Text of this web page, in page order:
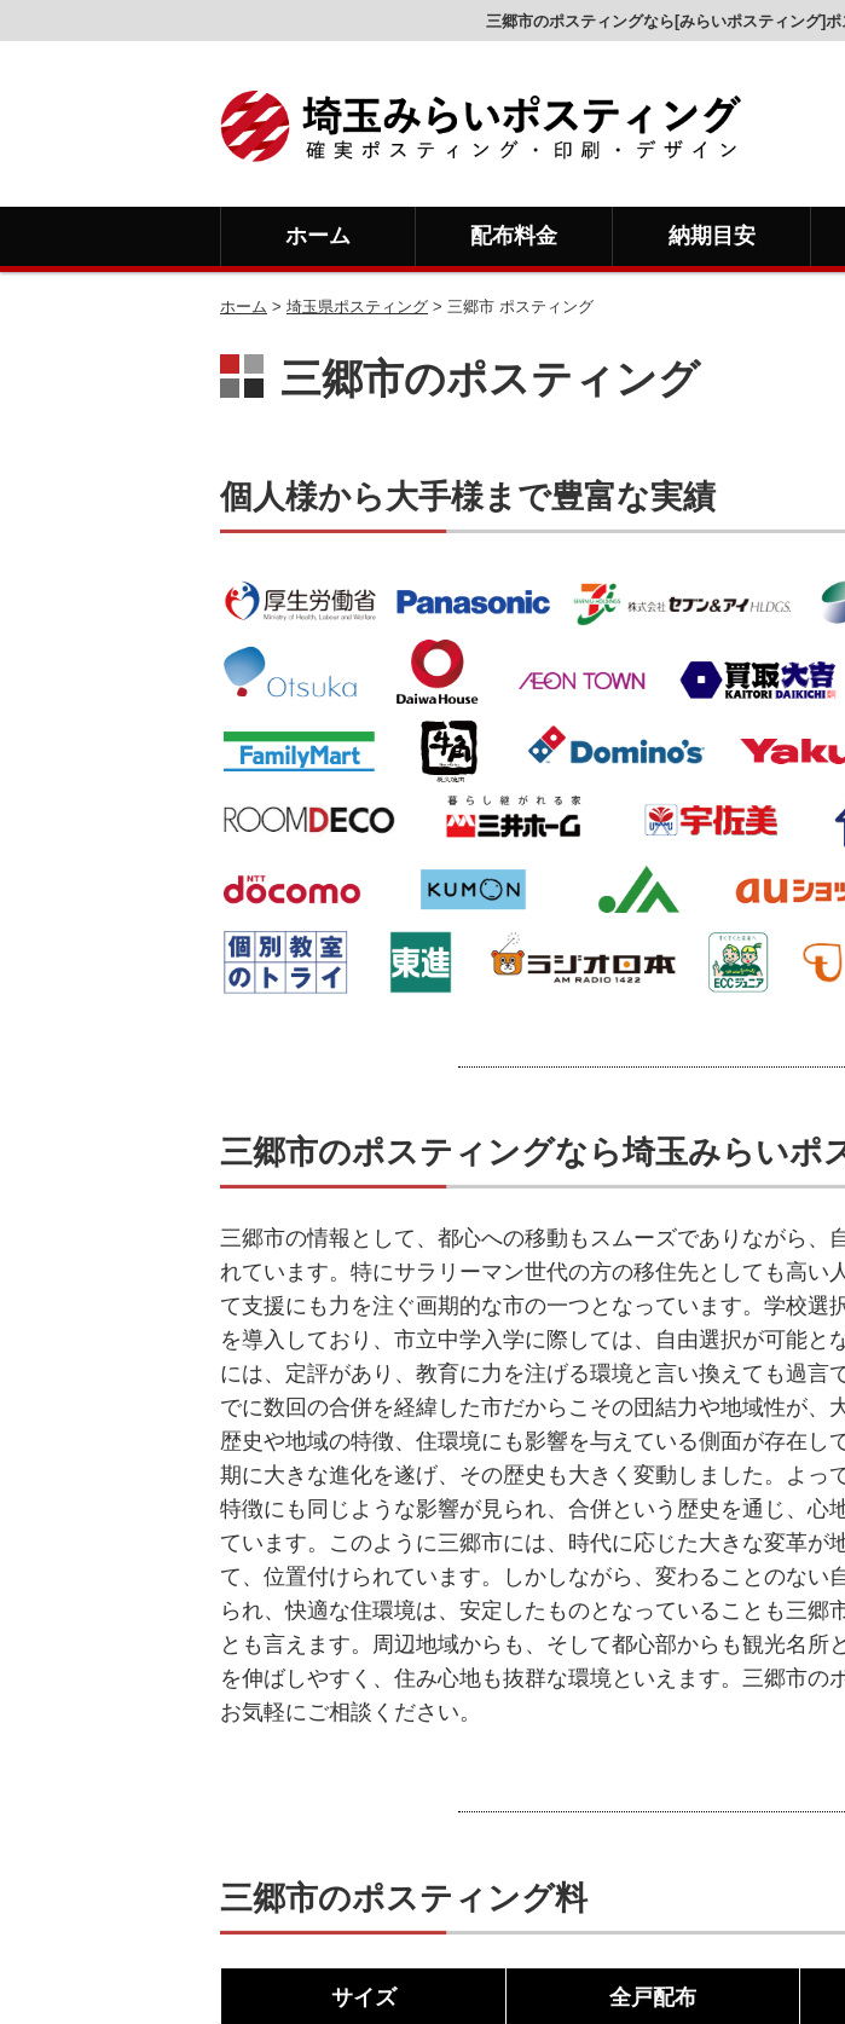
三郷市のポスティングなら[みらいポスティング]
ホーム 配布料金 納期目安
ホーム > 埼玉県ポスティング > 三郷市 ポスティング
三郷市のポスティング
個人様から大手様まで豊富な実績
三郷市のポスティングなら埼玉みらいポ
三郷市の情報として、都心への移動もスムーズでありながら、
れています。特にサラリーマン世代の方の移住先としても高い
て支援にも力を注ぐ画期的な市の一つとなっています。学校選
を導入しており、市立中学入学に際しては、自由選択が可能と
には、定評があり、教育に力を注げる環境と言い換えても過言
でに数回の合併を経緯した市だからこその団結力や地域性が、
歴史や地域の特徴、住環境にも影響を与えている側面が存在し
期に大きな進化を遂げ、その歴史も大きく変動しました。よっ
特徴にも同じような影響が見られ、合併という歴史を通じ、心
ています。このように三郷市には、時代に応じた大きな変革が
て、位置付けられています。しかしながら、変わることのない
られ、快適な住環境は、安定したものとなっていることも三郷
とも言えます。周辺地域からも、そして都心部からも観光名所
を伸ばしやすく、住み心地も抜群な環境といえます。三郷市の
お気軽にご相談ください。
三郷市のポスティング料
サイズ 全戸配布